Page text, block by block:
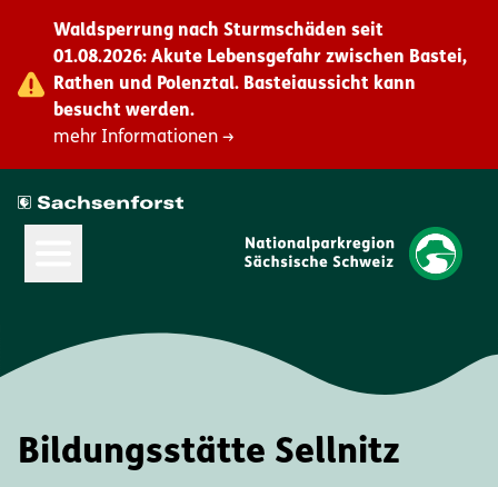
Waldsperrung nach Sturmschäden seit
01.08.2026: Akute Lebensgefahr zwischen Bastei,
Rathen und Polenztal. Basteiaussicht kann
besucht werden.
mehr Informationen →
Bildungsstätte Sellnitz